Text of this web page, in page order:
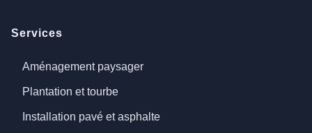
Services
Aménagement paysager
Plantation et tourbe
Installation pavé et asphalte